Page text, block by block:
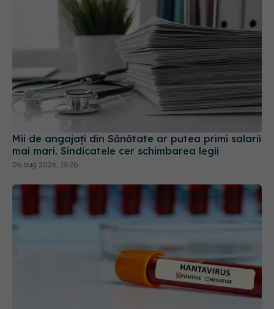
Mii de angajați din Sănătate ar putea primi salarii
mai mari. Sindicatele cer schimbarea legii
06 aug 2026, 19:26
Alertă în Europa după un nou caz de hantavirus
Anzi, singura tulpină care se transmite de la om la